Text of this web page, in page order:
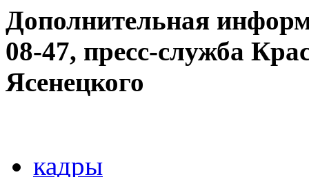
Дополнительная
08-47, пресс-служба
Ясенецкого
кадры